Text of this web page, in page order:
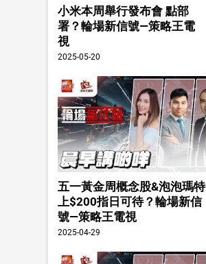
小米本周舉行發布會 點部
署？輪場新信號—策略王電
視
2025-05-20
五一黃金周概念股&泡泡瑪特
上$200指日可待？輪場新信
號—策略王電視
2025-04-29